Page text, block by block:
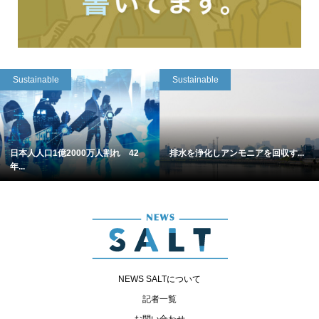
Sustainable
日本人人口1億2000万人割れ 42
年...
Sustainable
排水を浄化しアンモニアを回収す...
NEWS SALTについて
記者一覧